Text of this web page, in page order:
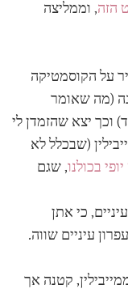
הזה, וממליצה
על הקוסמטיקה
(מה שאומר
יצא שהזמדן לי
(שבכלל לא
בכולנו, שגם
כי אתן
עיניים שווה.
קטנה אך